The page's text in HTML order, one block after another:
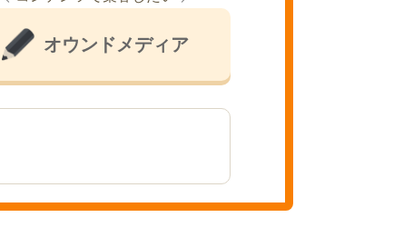
オウンドメディア